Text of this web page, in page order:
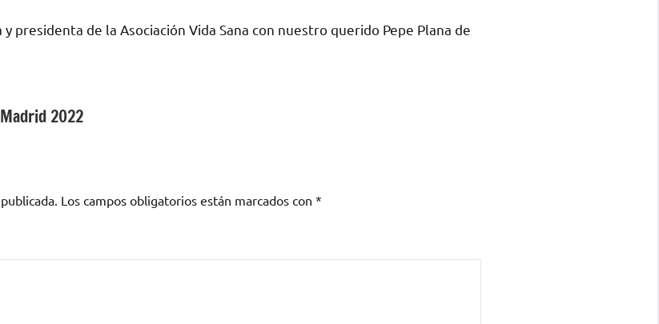
presidenta de la Asociación Vida Sana con nuestro querido Pepe Plana de
2022
Los campos obligatorios están marcados con *